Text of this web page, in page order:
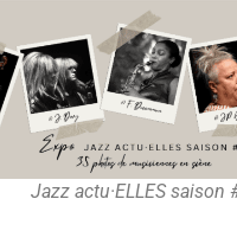
Jazz actu·ELLES saison